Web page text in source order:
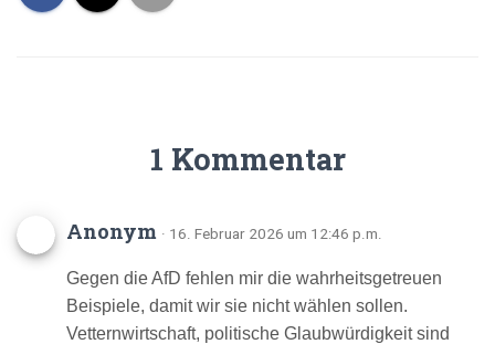
1 Kommentar
Anonym · 16. Februar 2026 um 12:46 p.m.
Gegen die AfD fehlen mir die wahrheitsgetreuen
Beispiele, damit wir sie nicht wählen sollen.
Vetternwirtschaft, politische Glaubwürdigkeit sind